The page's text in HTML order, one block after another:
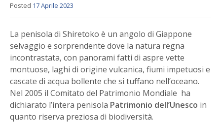
Posted 17 Aprile 2023
La penisola di Shiretoko è un angolo di Giappone
selvaggio e sorprendente dove la natura regna
incontrastata, con panorami fatti di aspre vette
montuose, laghi di origine vulcanica, fiumi impetuosi e
cascate di acqua bollente che si tuffano nell’oceano.
Nel 2005 il Comitato del Patrimonio Mondiale ha
dichiarato l’intera penisola Patrimonio dell’Unesco in
quanto riserva preziosa di biodiversità.